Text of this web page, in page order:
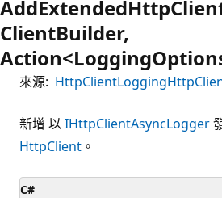
ClientBuilder,
來源:
新增 以IHttpClientAsyncLogger
HttpClient 。
C#